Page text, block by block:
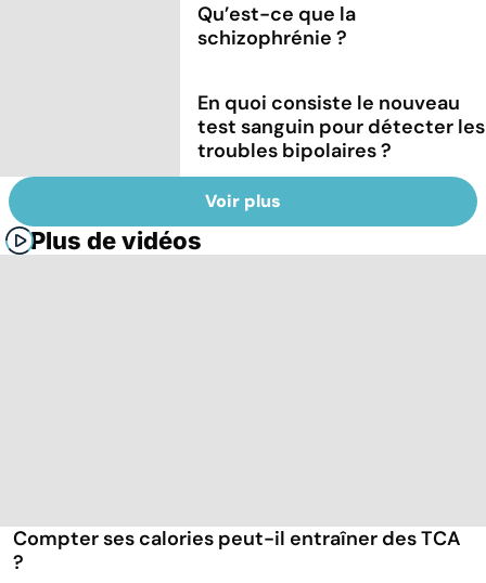
Qu’est-ce que la
schizophrénie ?
En quoi consiste le nouveau
test sanguin pour détecter les
troubles bipolaires ?
Voir plus
Plus de vidéos
Compter ses calories peut-il entraîner des TCA
?